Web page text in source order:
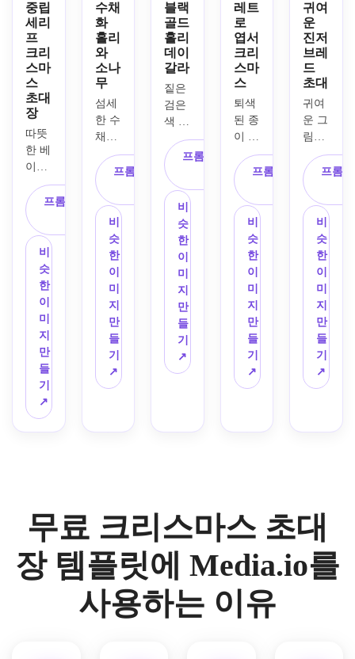
중립
세리
프
크리
스마
스
초대
장
따뜻
한 베
이지
색 종
이 질
감,
가장
자리
를 둘
러싼
짙은
녹색
소나
무 나
뭇가
지,
우아
한 세
리프
잡힌
공간,
미묘
한 축
제 디
프롬프트 복
비
슷
한
이
미
지
만
들
기
↗
수채
화
홀리
와
소나
무
섬세
한 수
채화
홀리
잎,
소나
무 가
지,
밝은
빨간
색 열
부드
러운
크림
배경
으로
인쇄
을 만
드세
요.
손으
로 그
린 식
물 테
프롬프트 복
비
슷
한
이
미
지
만
들
기
↗
블랙
골드
홀리
데이
갈라
짙은
검은
색 배
금박
에서
영감
을 받
은 악
센트,
깨끗
한 흰
색 텍
스트
영역,
미묘
한 축
제 반
고급
스러
운 갈
라 분
위기,
선명
한 조
프롬프트 복
비
슷
한
이
미
지
만
들
기
↗
레트
로
엽서
크리
스마
스
퇴색
된 종
이 질
고전
적인
빨간
색과
녹색
향수
를 불
러일
으키
는 장
식품
일러
스트
식 매
력,
부드
러운
그레
인,
따뜻
프롬프트 복
비
슷
한
이
미
지
만
들
기
↗
귀여
운
진저
브레
드
초대
귀여
운 그
림이
그려
진 진
저브
레드
쿠키,
사탕
지팡
이,
눈송
이,
유쾌
한 축
제 아
이콘
으로
플릿
을 만
드세
요.
프롬
비
슷
한
이
미
지
만
들
기
↗
무료 크리스마스 초대
장 템플릿에 Media.io를
사용하는 이유